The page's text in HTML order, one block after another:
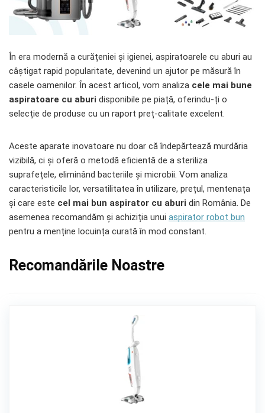
În era modernă a curățeniei și igienei, aspiratoarele cu aburi au
câștigat rapid popularitate, devenind un ajutor pe măsură în
casele oamenilor. În acest articol, vom analiza cele mai bune
aspiratoare cu aburi disponibile pe piață, oferindu-ți o
selecție de produse cu un raport preț-calitate excelent.
Aceste aparate inovatoare nu doar că îndepărtează murdăria
vizibilă, ci și oferă o metodă eficientă de a steriliza
suprafețele, eliminând bacteriile și microbii. Vom analiza
caracteristicile lor, versatilitatea în utilizare, prețul, mentenața
și care este cel mai bun aspirator cu aburi din România. De
asemenea recomandăm și achiziția unui aspirator robot bun
pentru a menține locuința curată în mod constant.
Recomandările Noastre